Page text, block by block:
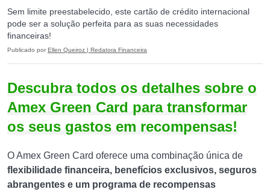
Sem limite preestabelecido, este cartão de crédito internacional
pode ser a solução perfeita para as suas necessidades
financeiras!
Publicado por Ellen Queiroz | Redatora Financeira
Descubra todos os detalhes sobre o
Amex Green Card para transformar
os seus gastos em recompensas!
O Amex Green Card oferece uma combinação única de
flexibilidade financeira, benefícios exclusivos, seguros
abrangentes e um programa de recompensas